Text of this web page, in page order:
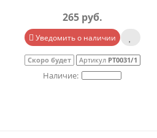
265 руб.
Уведомить о наличии
Скоро будет Артикул РТ0031/2